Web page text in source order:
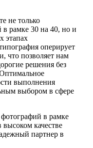
не только
в рамке 30 на 40, но и
этапах
оперирует
что позволяет нам
решения без
выполнения
выбором в сфере
в рамке
высоком качестве
партнер в